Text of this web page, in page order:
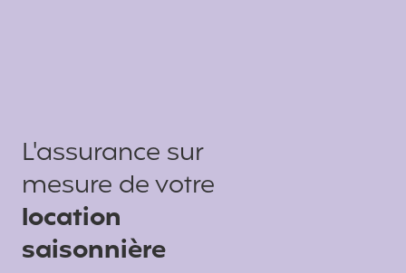
L'assurance sur
mesure de votre
location
saisonnière